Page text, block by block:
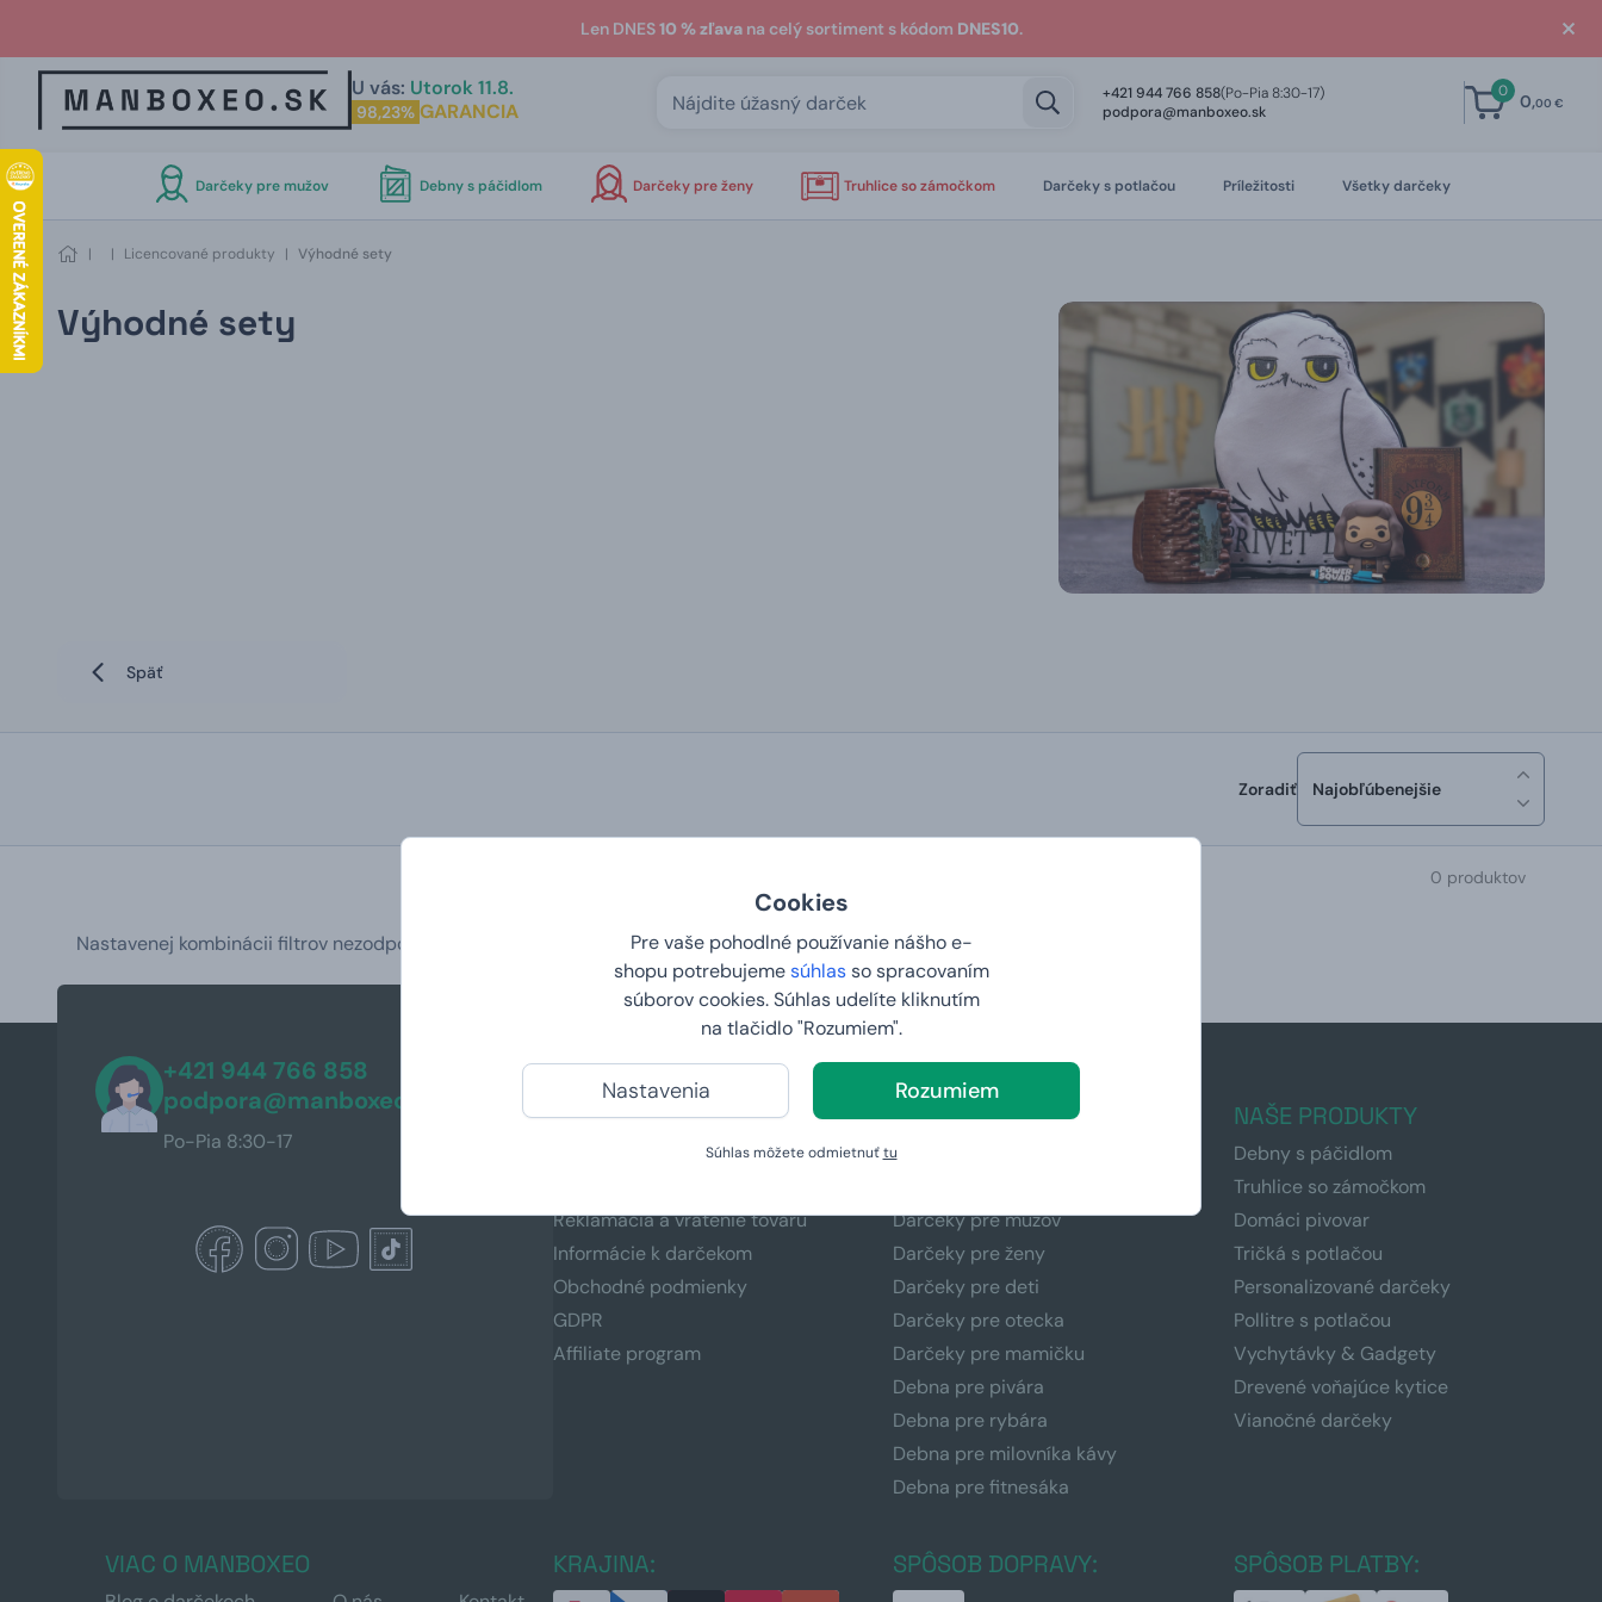
Cookies
Pre vaše pohodlné používanie nášho e-
shopu potrebujemesúhlasso spracovaním
súborov cookies. Súhlas udelíte kliknutím
na tlačidlo "Rozumiem".
Nastavenia Rozumiem
Súhlas môžete odmietnuťtu
Len DNES10 % zľavana celý sortiment s kódom DNES10.
U vás: Utorok 11.8.
98,23% GARANCIA
+421 944 766 858(Po-Pia 8:30-17)
podpora@manboxeo.sk
0 0,00 €
Darčeky pre mužov Debny s páčidlom Darčeky pre ženy Truhlice so zámočkom Darčeky s potlačou Príležitosti Všetky darčeky
| | Licencované produkty | Výhodné sety
Výhodné sety
Späť
Zoradiť Najobľúbenejšie
0 produktov
Nastavenej kombinácii filtrov nezodpovedajú žiadne produkty. Zmeňte prosím filter.
+421 944 766 858
podpora@manboxeo.sk
Po-Pia 8:30-17
UŽITOČNÉ ODKAZY
Doručenie a platba
Reklamácia a vrátenie tovaru
Informácie k darčekom
Obchodné podmienky
GDPR
Affiliate program
PRE KOHO HĽADÁTE
DARČEK?
Darčeky pre mužov
Darčeky pre ženy
Darčeky pre deti
Darčeky pre otecka
Darčeky pre mamičku
Debna pre pivára
Debna pre rybára
Debna pre milovníka kávy
Debna pre fitnesáka
NAŠE PRODUKTY
Debny s páčidlom
Truhlice so zámočkom
Domáci pivovar
Tričká s potlačou
Personalizované darčeky
Pollitre s potlačou
Vychytávky & Gadgety
Drevené voňajúce kytice
Vianočné darčeky
VIAC O MANBOXEO KRAJINA: SPÔSOB DOPRAVY: SPÔSOB PLATBY: